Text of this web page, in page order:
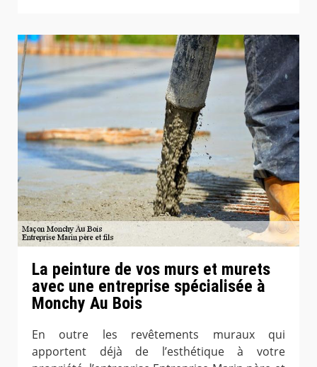
La peinture de vos murs et murets
avec une entreprise spécialisée à
Monchy Au Bois
En outre les revêtements muraux qui
apportent déjà de l’esthétique à votre